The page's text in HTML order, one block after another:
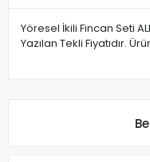
Yöresel İkili Fincan Seti
Yazılan Tekli Fiyatıdır.